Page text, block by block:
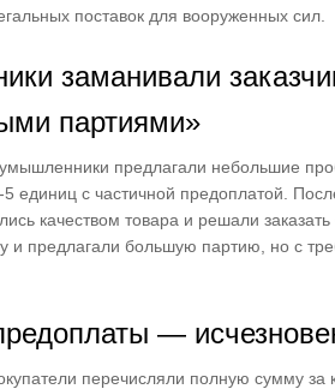
поставок для вооруженных сил.
заманивали
партиями»
предлагали небольшие
единиц с частичной предоплатой.
качеством товара и решали
и предлагали большую партию, но с
—
перечисляли полную сумму за